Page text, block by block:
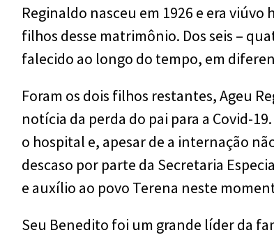
Reginaldo nasceu em 1926 e era viúvo
filhos desse matrimônio. Dos seis –
falecido ao longo do tempo, em
Foram os dois filhos restantes, Ageu
notícia da perda do pai para a Covid-
o hospital e, apesar de a internação
descaso por parte da Secretaria
e auxílio ao povo Terena neste
Seu Benedito foi um grande líder da